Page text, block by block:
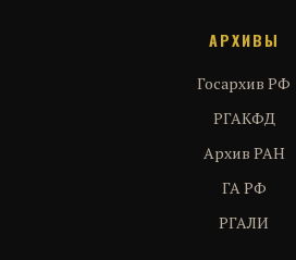
АРХИВЫ
Госархив РФ
РГАКФД
Архив РАН
ГА РФ
РГАЛИ